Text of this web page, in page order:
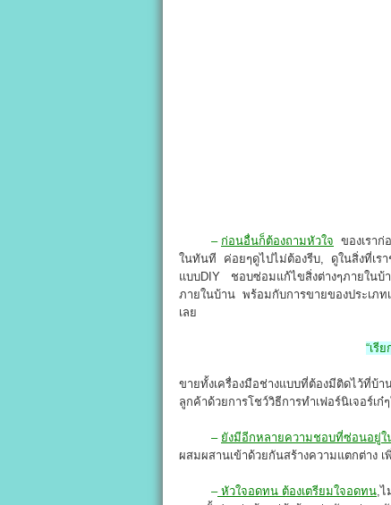
– ก่อนอื่นก็ต้องถามหัวใจ ของเรา
ในทันที ค่อยๆดูไปไม่ต้องรีบ, ดูในสิ่งที่เ
แบบDIY ชอบซ่อมแก้ไขสิ่งต่างๆภายในบ้
ภายในบ้าน พร้อมกับการขายของประเภ
เลย
“เรี
ขายทั้งเครื่องมือช่างแบบที่ต้องมีติดไว้ที่บ้
ลูกค้าด้วยการโชว์วิธีการทำเฟอร์นิเจอร์เ
– ยังมีอีกหลายความชอบที่ซ่อนอยู่ใ
ผสมผสานเข้าด้วยกันสร้างความแตกต่าง
–หัวใจอดทน ต้องเตรียมใจอดทน,ไ